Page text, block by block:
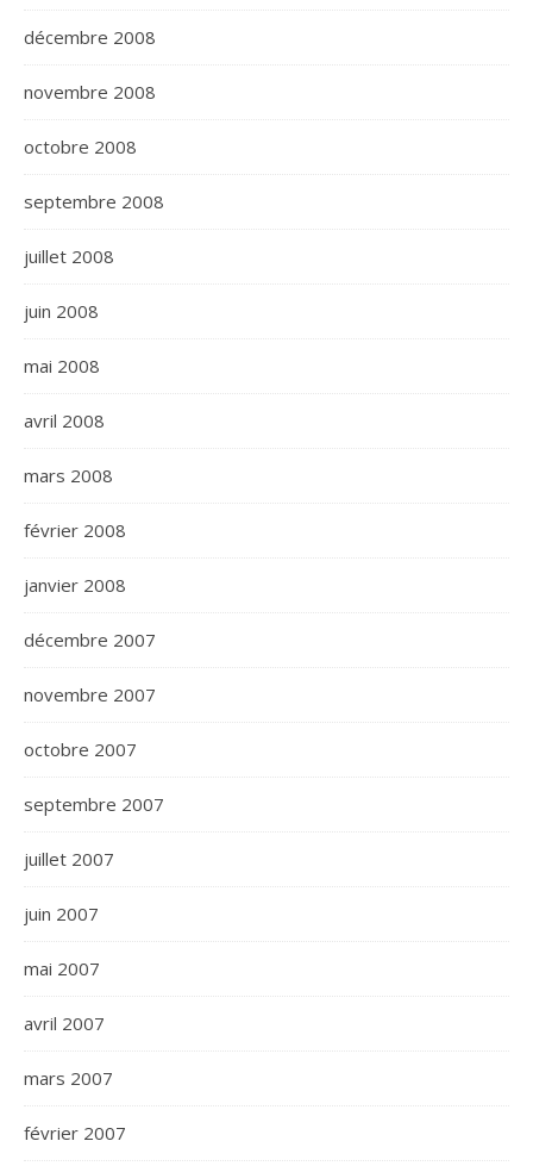
décembre 2008
novembre 2008
octobre 2008
septembre 2008
juillet 2008
juin 2008
mai 2008
avril 2008
mars 2008
février 2008
janvier 2008
décembre 2007
novembre 2007
octobre 2007
septembre 2007
juillet 2007
juin 2007
mai 2007
avril 2007
mars 2007
février 2007